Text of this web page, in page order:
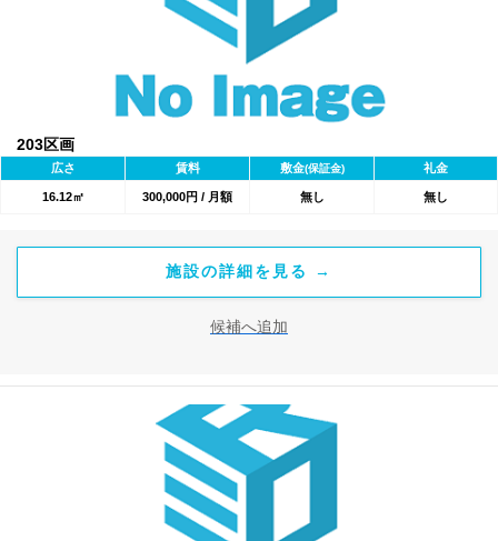
203区画
広さ 賃料 敷金(保証金) 礼金
16.12㎡ 300,000円 / 月額 無し 無し
施設の詳細を見る →
候補へ追加